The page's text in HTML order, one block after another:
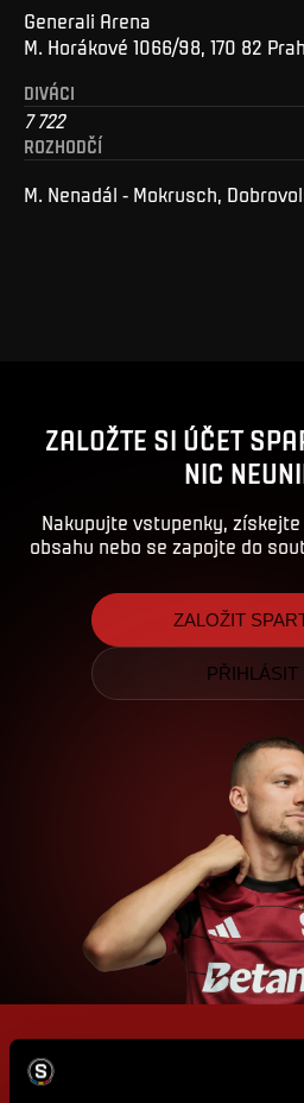
Generali Arena
M. Horákové 1066/98, 170 82
DIVÁCI
7 722
ROZHODČÍ
M. Nenadál - Mokrusch,
ZALOŽTE SI ÚČET
NIC
Nakupujte vstupenky,
obsahu nebo se zapojte do
ZALOŽIT
PŘIHLÁSIT